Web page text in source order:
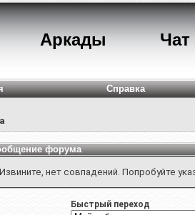
Аркады Чат
Справка
форума
Извините, нет совпадений. Попробуйте
Быстрый переход